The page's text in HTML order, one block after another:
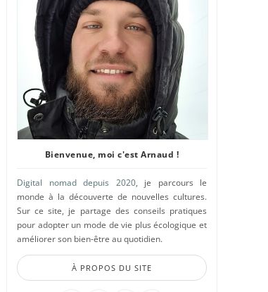
Bienvenue, moi c'est Arnaud !
Digital nomad depuis 2020, je parcours le
monde à la découverte de nouvelles cultures.
Sur ce site, je partage des conseils pratiques
pour adopter un mode de vie plus écologique et
améliorer son bien-être au quotidien.
À PROPOS DU SITE